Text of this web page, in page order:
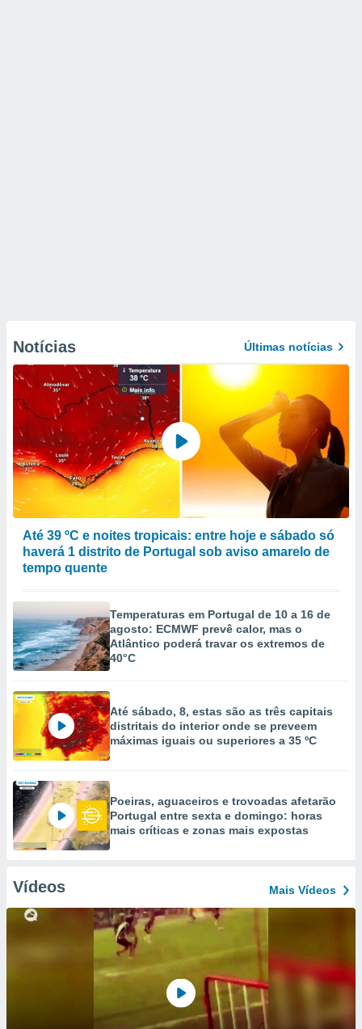
Notícias Últimas notícias
Até 39 ºC e noites tropicais: entre hoje e sábado só
haverá 1 distrito de Portugal sob aviso amarelo de
tempo quente
Temperaturas em Portugal de 10 a 16 de
agosto: ECMWF prevê calor, mas o
Atlântico poderá travar os extremos de
40°C
Até sábado, 8, estas são as três capitais
distritais do interior onde se preveem
máximas iguais ou superiores a 35 ºC
Poeiras, aguaceiros e trovoadas afetarão
Portugal entre sexta e domingo: horas
mais críticas e zonas mais expostas
Vídeos Mais Vídeos